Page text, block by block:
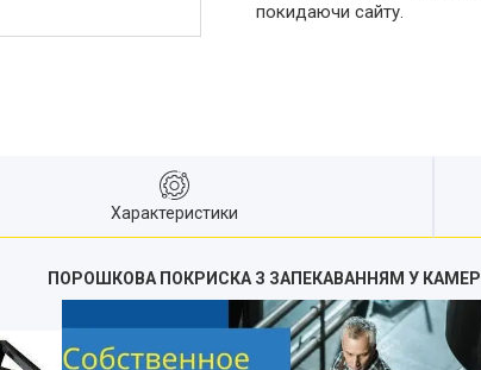
покидаючи сайту.
Характеристики
ПОРОШКОВА ПОКРИСКА З ЗАПЕКАВАННЯМ У КАМЕРІ